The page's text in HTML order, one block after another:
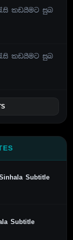
කඩයීමට සුබ
කඩයීමට සුබ
Subtitle
Subtitle